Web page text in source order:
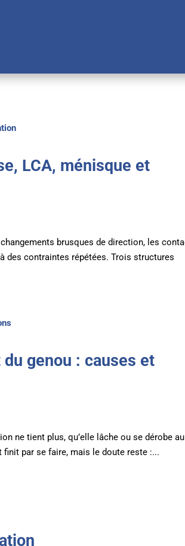
LCA, ménisque et
brusques de direction, les
des contraintes répétées. Trois structures
genou : causes et
ne tient plus, qu’elle lâche ou se dérobe au
finit par se faire, mais le doute reste :...